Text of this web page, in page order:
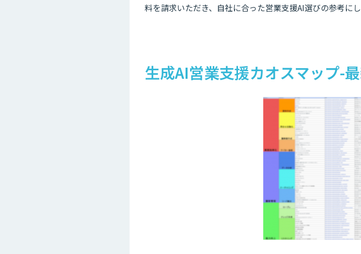
料を請求いただき、自社に合った営業支援AI選びの参考に
生成AI営業支援カオスマップ-